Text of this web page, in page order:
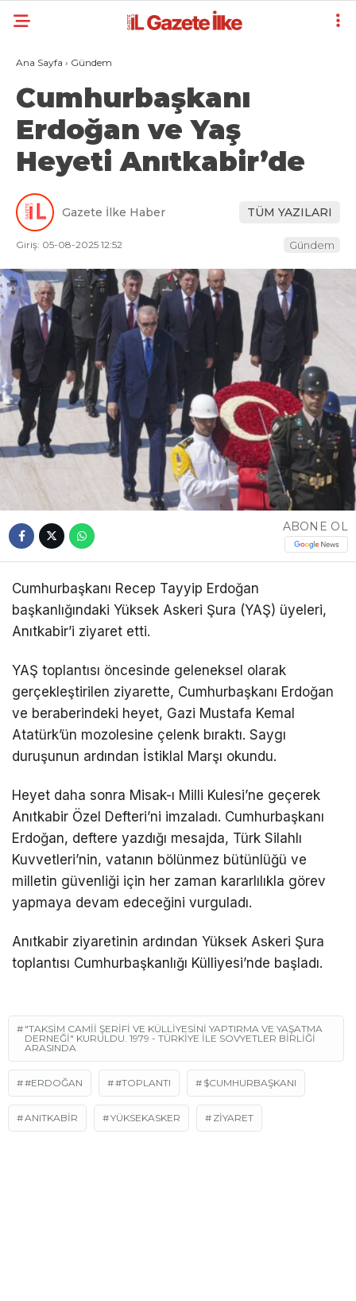
Ana Sayfa › Gündem
Cumhurbaşkanı
Erdoğan ve Yaş
Heyeti Anıtkabir’de
Gazete İlke Haber TÜM YAZILARI
Giriş: 05-08-2025 12:52 Gündem
ABONE OL
Cumhurbaşkanı Recep Tayyip Erdoğan
başkanlığındaki Yüksek Askeri Şura (YAŞ) üyeleri,
Anıtkabir’i ziyaret etti.
YAŞ toplantısı öncesinde geleneksel olarak
gerçekleştirilen ziyarette, Cumhurbaşkanı Erdoğan
ve beraberindeki heyet, Gazi Mustafa Kemal
Atatürk’ün mozolesine çelenk bıraktı. Saygı
duruşunun ardından İstiklal Marşı okundu.
Heyet daha sonra Misak-ı Milli Kulesi’ne geçerek
Anıtkabir Özel Defteri’ni imzaladı. Cumhurbaşkanı
Erdoğan, deftere yazdığı mesajda, Türk Silahlı
Kuvvetleri’nin, vatanın bölünmez bütünlüğü ve
milletin güvenliği için her zaman kararlılıkla görev
yapmaya devam edeceğini vurguladı.
Anıtkabir ziyaretinin ardından Yüksek Askeri Şura
toplantısı Cumhurbaşkanlığı Külliyesi’nde başladı.
"TAKSIM CAMII ŞERIFI VE KÜLLIYESINI YAPTIRMA VE YAŞATMA
DERNEĞI" KURULDU. 1979 - TÜRKIYE ILE SOVYETLER BIRLIĞI
ARASINDA
#ERDOĞAN #TOPLANTI $CUMHURBAŞKANI
ANITKABIR YÜKSEKASKER ZIYARET